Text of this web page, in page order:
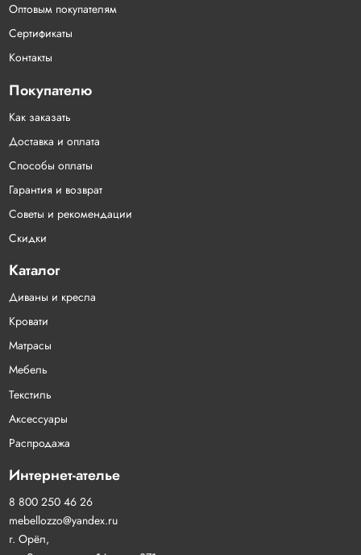
Оптовым покупателям
Сертификаты
Контакты
Покупателю
Как заказать
Доставка и оплата
Способы оплаты
Гарантия и возврат
Советы и рекомендации
Скидки
Каталог
Диваны и кресла
Кровати
Матрасы
Мебель
Текстиль
Аксессуары
Распродажа
Интернет-ателье
8 800 250 46 26
mebellozzo@yandex.ru
г. Орёл,